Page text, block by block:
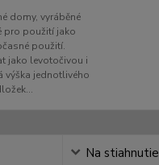
domy, vyráběné
pro použití jako
použití.
jako levotočivou i
výška jednotlivého
Na stiahnutie